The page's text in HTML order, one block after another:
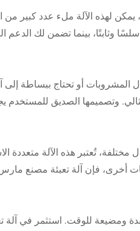
يمكن لهذه الآلة ملء عدد
وثابتًا، بينما تضمن لك
أو تحتاج ببساطة إلى آلة
وتصميمها الصديق
تُعتبر هذه الآلة متعددة
أخرى، فإن آلة تعبئة مصنع
ومضيعة للوقت. استثمر في آلة